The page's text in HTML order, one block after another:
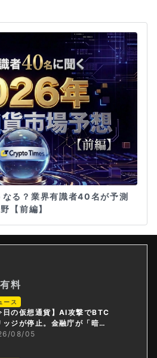
る？業界有識者40名が予測
【前編】
有料
ース
日の仮想通貨】AI攻撃でBTC
ッジが停止。金融庁が「暗号
・ステーブルコイン課」新設
08/05